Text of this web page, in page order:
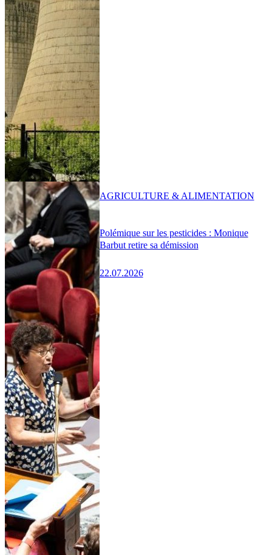
Polémique sur les pesticides : Monique
Barbut retire sa démission
22.07.2026
AGRICULTURE & ALIMENTATION